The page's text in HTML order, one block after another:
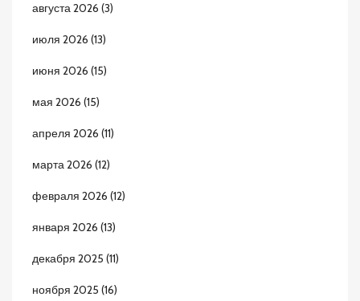
августа 2026 (3)
июля 2026 (13)
июня 2026 (15)
мая 2026 (15)
апреля 2026 (11)
марта 2026 (12)
февраля 2026 (12)
января 2026 (13)
декабря 2025 (11)
ноября 2025 (16)